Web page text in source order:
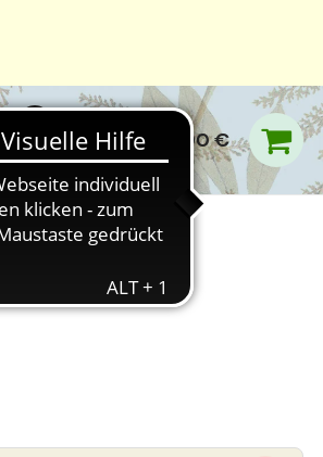
0,00 €